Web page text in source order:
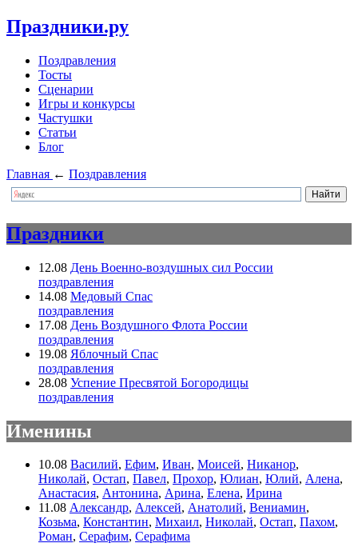
Праздники.ру
Поздравления
Тосты
Сценарии
Игры и конкурсы
Частушки
Статьи
Блог
Главная ← Поздравления
Праздники
12.08 День Военно-воздушных сил России
поздравления
14.08 Медовый Спас
поздравления
17.08 День Воздушного Флота России
поздравления
19.08 Яблочный Спас
поздравления
28.08 Успение Пресвятой Богородицы
поздравления
Именины
10.08 Василий, Ефим, Иван, Моисей, Никанор,
Николай, Остап, Павел, Прохор, Юлиан, Юлий, Алена,
Анастасия, Антонина, Арина, Елена, Ирина
11.08 Александр, Алексей, Анатолий, Вениамин,
Козьма, Константин, Михаил, Николай, Остап, Пахом,
Роман, Серафим, Серафима